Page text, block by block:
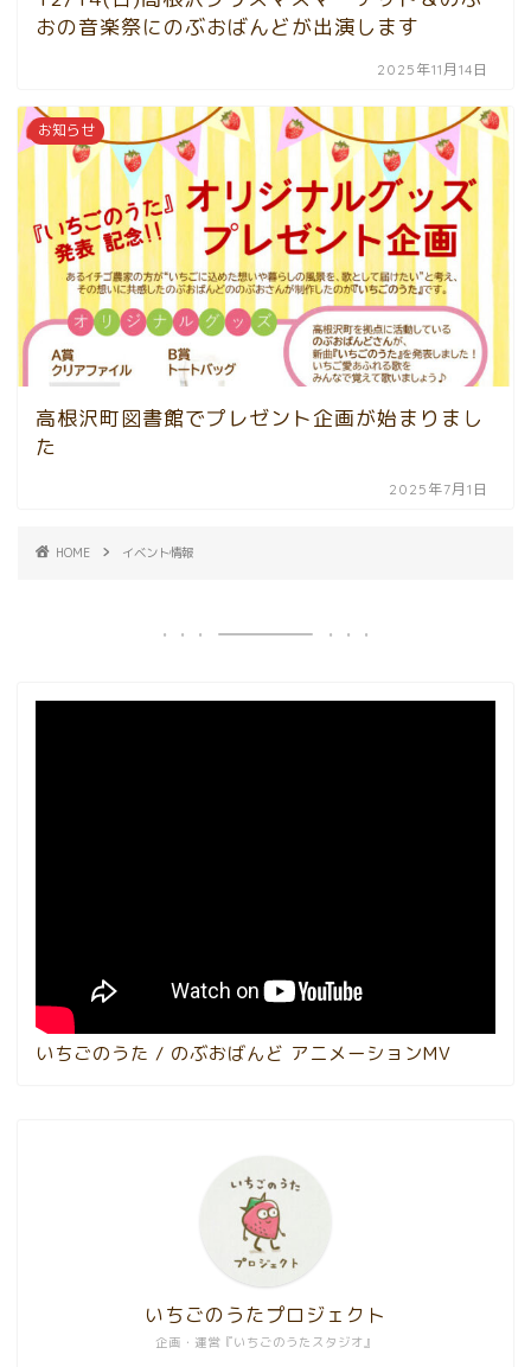
おの音楽祭にのぶおばんどが出演します
2025年11月14日
お知らせ
高根沢町図書館でプレゼント企画が始まりまし
た
2025年7月1日
HOME イベント情報
いちごのうた / のぶおばんど アニメーションMV
企画・運営『いちごのうたスタジオ』
いちごのうたプロジェクト